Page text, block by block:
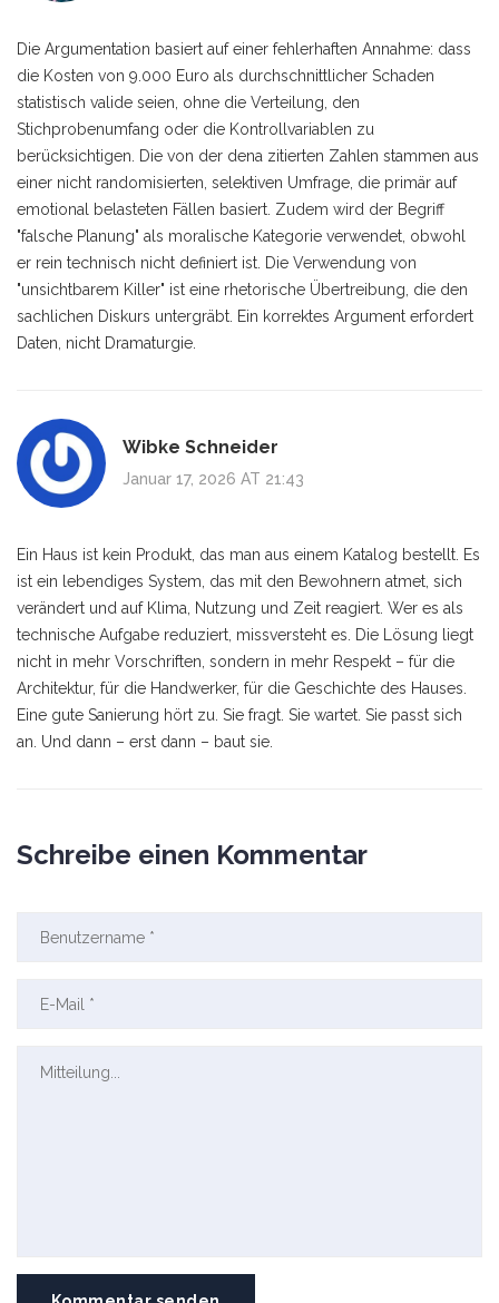
Die Argumentation basiert auf einer fehlerhaften Annahme: dass
die Kosten von 9.000 Euro als durchschnittlicher Schaden
statistisch valide seien, ohne die Verteilung, den
Stichprobenumfang oder die Kontrollvariablen zu
berücksichtigen. Die von der dena zitierten Zahlen stammen aus
einer nicht randomisierten, selektiven Umfrage, die primär auf
emotional belasteten Fällen basiert. Zudem wird der Begriff
"falsche Planung" als moralische Kategorie verwendet, obwohl
er rein technisch nicht definiert ist. Die Verwendung von
"unsichtbarem Killer" ist eine rhetorische Übertreibung, die den
sachlichen Diskurs untergräbt. Ein korrektes Argument erfordert
Daten, nicht Dramaturgie.
Wibke Schneider
Januar 17, 2026 AT 21:43
Ein Haus ist kein Produkt, das man aus einem Katalog bestellt. Es
ist ein lebendiges System, das mit den Bewohnern atmet, sich
verändert und auf Klima, Nutzung und Zeit reagiert. Wer es als
technische Aufgabe reduziert, missversteht es. Die Lösung liegt
nicht in mehr Vorschriften, sondern in mehr Respekt – für die
Architektur, für die Handwerker, für die Geschichte des Hauses.
Eine gute Sanierung hört zu. Sie fragt. Sie wartet. Sie passt sich
an. Und dann – erst dann – baut sie.
Schreibe einen Kommentar